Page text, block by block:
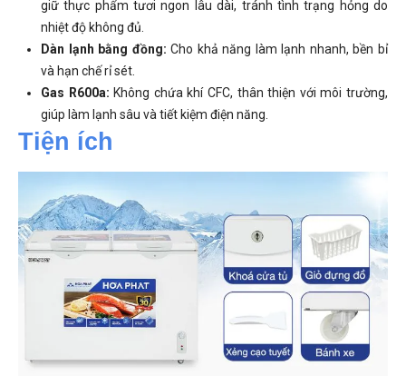
giữ thực phẩm tươi ngon lâu dài, tránh tình trạng hỏng do
nhiệt độ không đủ.
Dàn lạnh bằng đồng: Cho khả năng làm lạnh nhanh, bền bỉ
và hạn chế rỉ sét.
Gas R600a: Không chứa khí CFC, thân thiện với môi trường,
giúp làm lạnh sâu và tiết kiệm điện năng.
Tiện ích